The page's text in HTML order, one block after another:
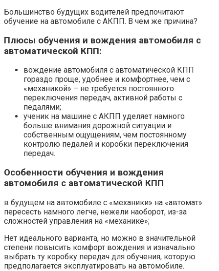
Большинство будущих водителей предпочитают
обучение на автомобиле с АКПП. В чем же причина?
Плюсы обучения и вождения автомобиля с
автоматической КПП:
вождение автомобиля с автоматической КПП
гораздо проще, удобнее и комфортнее, чем с
«механикой» – не требуется постоянного
переключения передач, активной работы с
педалями;
ученик на машине с АКПП уделяет намного
больше внимания дорожной ситуации и
собственным ощущениям, чем постоянному
контролю педалей и коробки переключения
передач.
Особенности обучения и вождения
автомобиля с автоматической КПП
в будущем на автомобиле с «механики» на «автомат»
пересесть намного легче, нежели наоборот, из-за
сложностей управления на «механике»;
Нет идеального варианта, но можно в значительной
степени повысить комфорт вождения и изначально
выбрать ту коробку передач для обучения, которую
предполагается эксплуатировать на автомобиле.